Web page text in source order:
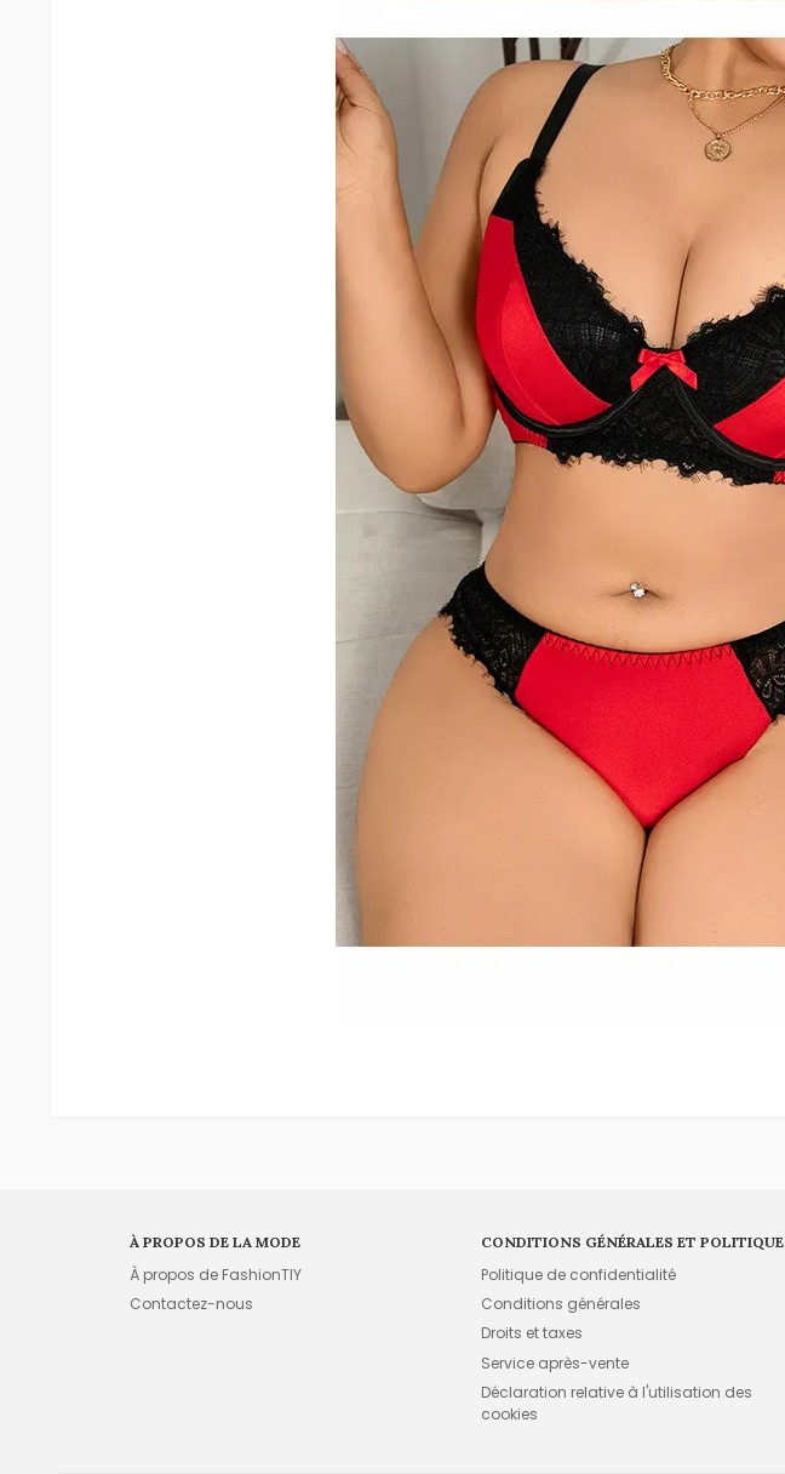
À PROPOS DE LA MODE
À propos de FashionTIY
Contactez-nous
CONDITIONS GÉNÉRALES ET POLITIQUE
Politique de confidentialité
Conditions générales
Droits et taxes
Service après-vente
Déclaration relative à l'utilisation des
cookies